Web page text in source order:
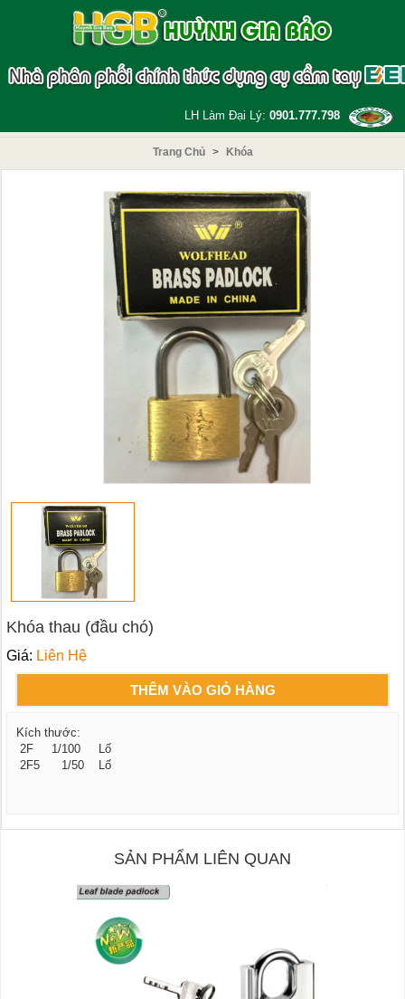
LH Làm Đại Lý: 0901.777.798
Trang Chủ > Khóa
Khóa thau (đầu chó)
Giá: Liên Hệ
THÊM VÀO GIỎ HÀNG
Kích thước:
2F 1/100 Lố
2F5 1/50 Lố
SẢN PHẨM LIÊN QUAN